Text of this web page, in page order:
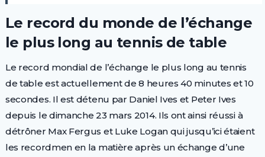
Le record du monde de l’échange
le plus long au tennis de table
Le record mondial de l’échange le plus long au tennis
de table est actuellement de 8 heures 40 minutes et 10
secondes. Il est détenu par Daniel Ives et Peter Ives
depuis le dimanche 23 mars 2014. Ils ont ainsi réussi à
détrôner Max Fergus et Luke Logan qui jusqu’ici étaient
les recordmen en la matière après un échange d’une